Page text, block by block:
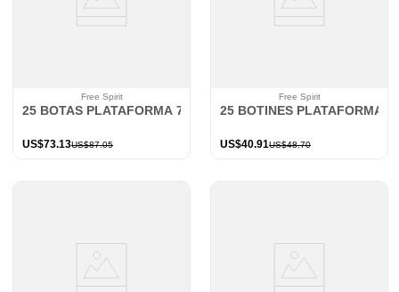
Free Spirit
25 BOTAS PLATAFORMA 7981
US$87.05
US$73.13
Free Spirit
25 BOTINES PLATAFORMA
US$48.70
US$40.91